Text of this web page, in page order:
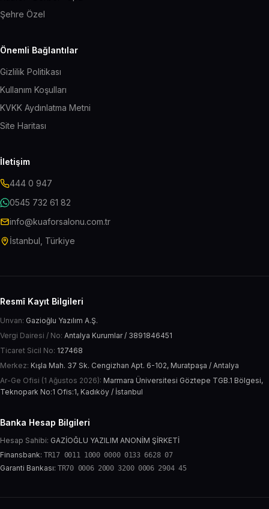
Şehre Özel
Önemli Bağlantılar
Gizlilik Politikası
Kullanım Koşulları
KVKK Aydınlatma Metni
Site Haritası
İletişim
444 0 947
0545 732 61 82
info@kuaforsalonu.com.tr
İstanbul, Türkiye
Resmî Kayıt Bilgileri
Unvan: Gazioğlu Yazılım A.Ş.
Vergi Dairesi / No: Antalya Kurumlar / 3891846451
Ticaret Sicil No: 127468
Merkez: Kışla Mah. 37 Sk. Cengizhan Apt. 6-102, Muratpaşa / Antalya
Ar-Ge Ofisi (1 Ağustos 2026): Marmara Üniversitesi Göztepe TGB.1 Bölgesi,
Teknopark No:1 Ofis:1, Kadıköy / İstanbul
Banka Hesap Bilgileri
Hesap Sahibi: GAZİOĞLU YAZILIM ANONİM ŞİRKETİ
Finansbank: TR17 0011 1000 0000 0133 6628 07
Garanti Bankası: TR70 0006 2000 3200 0006 2904 45